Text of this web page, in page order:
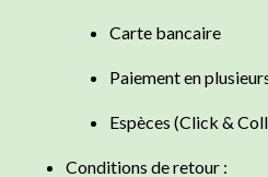
Carte bancaire
Paiement en
Espèces (Click &
Conditions de retour :